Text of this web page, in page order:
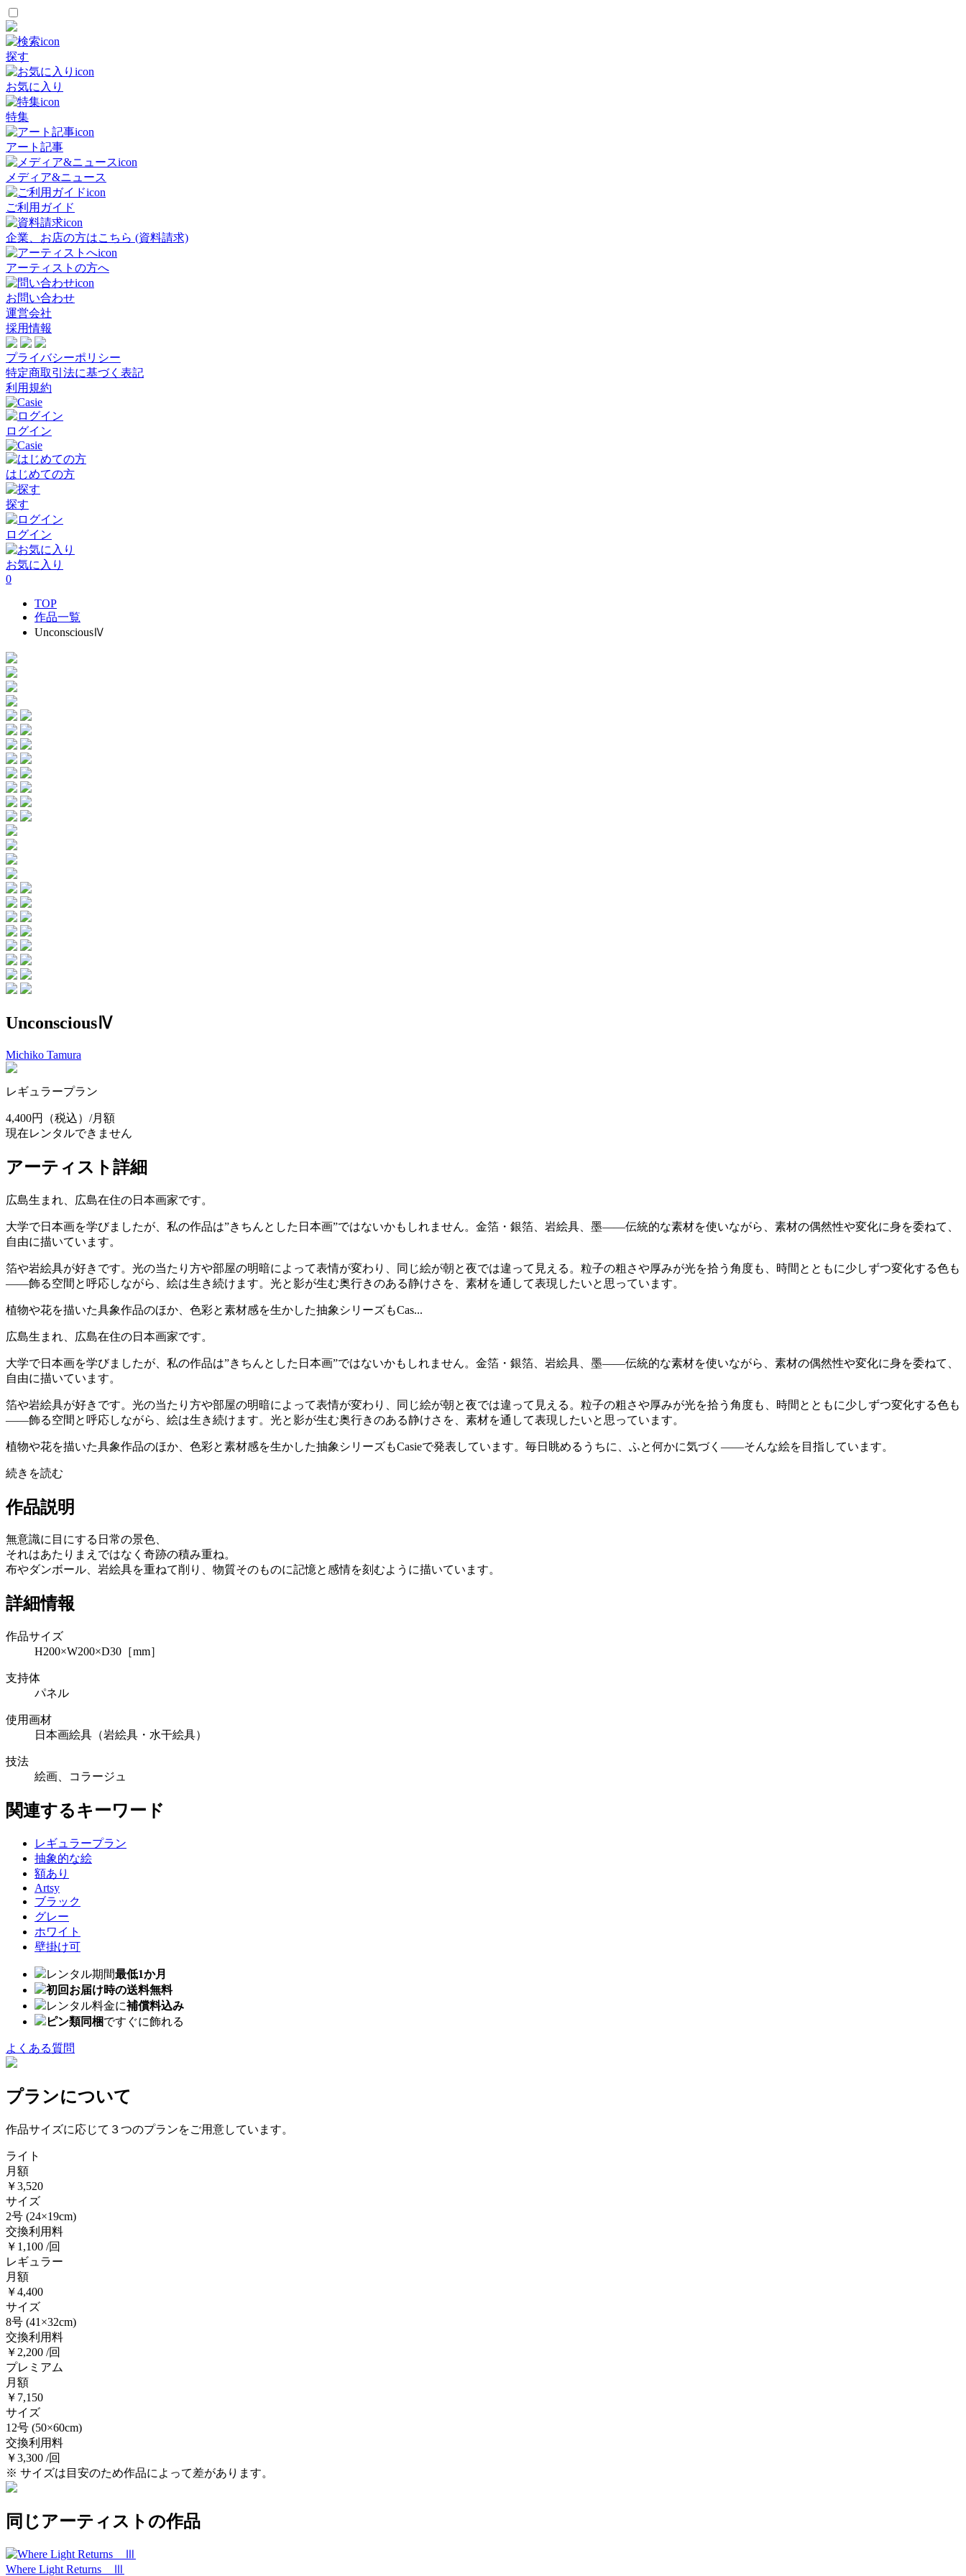
探す
お気に入り
特集
アート記事
メディア&ニュース
ご利用ガイド
企業、お店の方はこちら (資料請求)
アーティストの方へ
お問い合わせ
運営会社
採用情報
プライバシーポリシー
特定商取引法に基づく表記
利用規約
ログイン
はじめての方
探す
ログイン
お気に入り
0
TOP
作品一覧
UnconsciousⅣ
UnconsciousⅣ
Michiko Tamura
レギュラープラン
4,400円
（税込）/月額
現在レンタルできません
アーティスト詳細
広島生まれ、広島在住の日本画家です。
大学で日本画を学びましたが、私の作品は”きちんとした日本画”ではないかもしれません。金箔・銀箔、岩絵具、墨——伝統的な素材を使いながら、素材の偶然性や変化に身を委ねて、
自由に描いています。
箔や岩絵具が好きです。光の当たり方や部屋の明暗によって表情が変わり、同じ絵が朝と夜では違って見える。粒子の粗さや厚みが光を拾う角度も、時間とともに少しずつ変化する色も
——飾る空間と呼応しながら、絵は生き続けます。光と影が生む奥行きのある静けさを、素材を通して表現したいと思っています。
植物や花を描いた具象作品のほか、色彩と素材感を生かした抽象シリーズもCas...
広島生まれ、広島在住の日本画家です。
大学で日本画を学びましたが、私の作品は”きちんとした日本画”ではないかもしれません。金箔・銀箔、岩絵具、墨——伝統的な素材を使いながら、素材の偶然性や変化に身を委ねて、
自由に描いています。
箔や岩絵具が好きです。光の当たり方や部屋の明暗によって表情が変わり、同じ絵が朝と夜では違って見える。粒子の粗さや厚みが光を拾う角度も、時間とともに少しずつ変化する色も
——飾る空間と呼応しながら、絵は生き続けます。光と影が生む奥行きのある静けさを、素材を通して表現したいと思っています。
植物や花を描いた具象作品のほか、色彩と素材感を生かした抽象シリーズもCasieで発表しています。毎日眺めるうちに、ふと何かに気づく——そんな絵を目指しています。
続きを読む
作品説明
無意識に目にする日常の景色、
それはあたりまえではなく奇跡の積み重ね。
布やダンボール、岩絵具を重ねて削り、物質そのものに記憶と感情を刻むように描いています。
詳細情報
作品サイズ
H200×W200×D30［mm］
支持体
パネル
使用画材
日本画絵具（岩絵具・水干絵具）
技法
絵画、コラージュ
関連するキーワード
レギュラープラン
抽象的な絵
額あり
Artsy
ブラック
グレー
ホワイト
壁掛け可
レンタル期間最低1か月
初回お届け時の送料無料
レンタル料金に補償料込み
ピン類同梱ですぐに飾れる
よくある質問
プランについて
作品サイズに応じて３つのプランをご用意しています。
ライト
月額
￥3,520
サイズ
2号 (24×19cm)
交換利用料
￥1,100 /回
レギュラー
月額
￥4,400
サイズ
8号 (41×32cm)
交換利用料
￥2,200 /回
プレミアム
月額
￥7,150
サイズ
12号 (50×60cm)
交換利用料
￥3,300 /回
※ サイズは目安のため作品によって差があります。
同じアーティストの作品
Where Light Returns Ⅲ